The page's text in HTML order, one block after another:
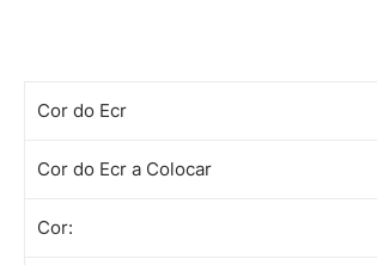
Cor do Ecr
Cor do Ecr a Colocar
Cor: